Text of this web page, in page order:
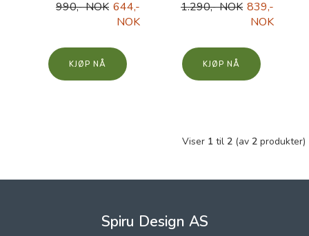
990,- NOK 644,-
NOK
KJØP
1.290,- NOK 839,-
NOK
KJØP
Viser 1 til 2 (av 2 produkter)
Spiru Design AS